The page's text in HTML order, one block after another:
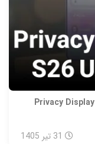
ارتقای امنیت در گلکسی S26 Ultra؛ قابلیت Privacy Display
31 تیر 1405